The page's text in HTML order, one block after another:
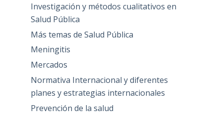
Investigación y métodos cualitativos en
Salud Pública
Más temas de Salud Pública
Meningitis
Mercados
Normativa Internacional y diferentes
planes y estrategias internacionales
Prevención de la salud